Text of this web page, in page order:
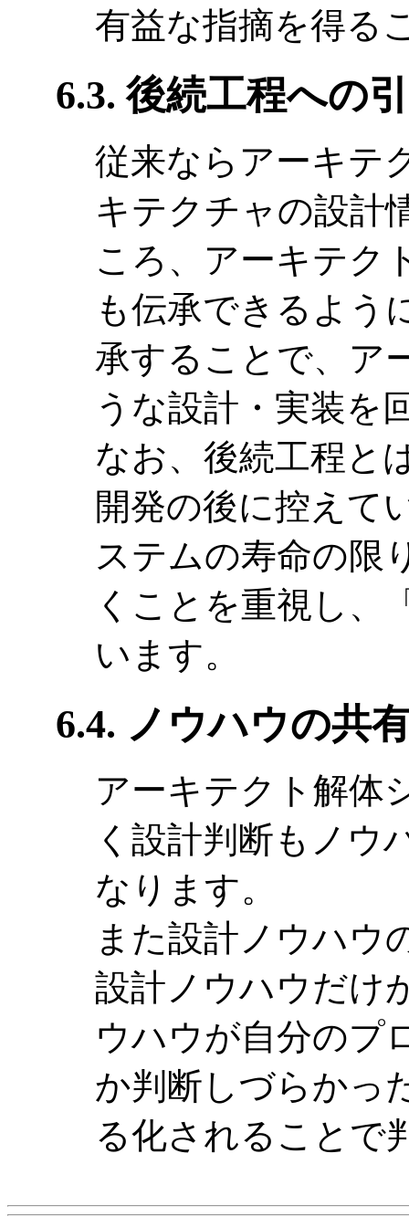
有益な指摘を得る
6.3. 後続工程への
従来ならアーキテ
キテクチャの設計
ころ、アーキテク
も伝承できるよう
承することで、ア
うな設計・実装を
なお、後続工程と
開発の後に控えて
ステムの寿命の限
くことを重視し、
います。
6.4. ノウハウの共
アーキテクト解体
く設計判断もノウ
なります。
また設計ノウハウ
設計ノウハウだけ
ウハウが自分のプ
か判断しづらかっ
る化されることで